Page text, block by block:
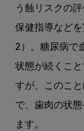
う蝕リスクの
保健指導などを
2）。糖尿病で
状態が続くこ
すが、このこ
で、歯肉の状
ます。